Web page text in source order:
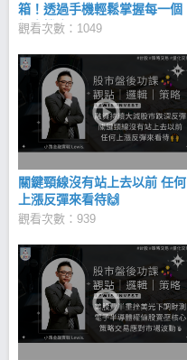
箱！透過手機輕鬆掌握每一個
投資機會！
觀看次數：1049
關鍵頸線沒有站上去以前 任何
上漲反彈來看待🙌
觀看次數：939